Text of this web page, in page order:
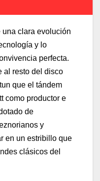
clara evolución
y lo
perfecta.
al resto del disco
que el tándem
como productor e
de
y
en un estribillo que
clásicos del